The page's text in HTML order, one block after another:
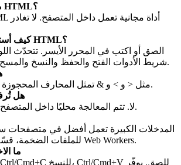
ما هو نص إلى كيانات HTML؟
كيف أستخدم نص إلى كيانات HTML؟
الصق أو اكتب في المحرر الأيسر. تتحدّث
شريط الأدوات الفتح والحفظ والنسخ والمسح ووضع ملء الشاشة.
كيانات HTML مثل < و > و & تمثل المحارف المحجوزة بأمان.
هل
لا. تتم المعالجة محليًا داخل المتصفح (جانب العميل فقط).
المدخلات الكبيرة تعمل أفضل في متصفحات
للملفات الضخمة، قسّم الإدخال أو استخدم Web Workers.
ما